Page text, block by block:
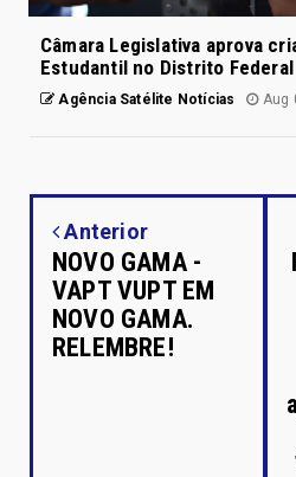
Câmara Legislativa aprova
Estudantil no Distrito Federal
Agência Satélite Notícias Aug
Anterior
NOVO GAMA -
VAPT VUPT EM
NOVO GAMA.
RELEMBRE!